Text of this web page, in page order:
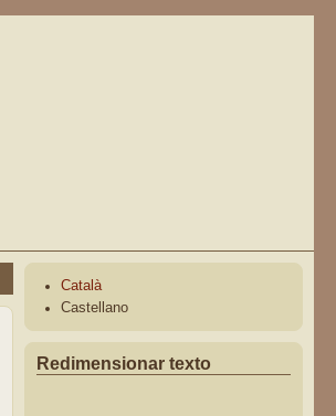
Català
Castellano
Redimensionar texto